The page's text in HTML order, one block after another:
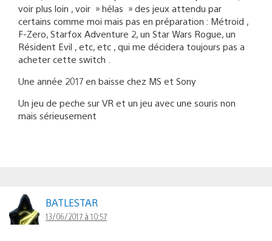
voir plus loin , voir » hélas » des jeux attendu par
certains comme moi mais pas en préparation : Métroid ,
F-Zero, Starfox Adventure 2, un Star Wars Rogue, un
Résident Evil , etc, etc , qui me décidera toujours pas a
acheter cette switch .
Une année 2017 en baisse chez MS et Sony
Un jeu de peche sur VR et un jeu avec une souris non
mais sérieusement
BATLESTAR
13/06/2017 à 10:57